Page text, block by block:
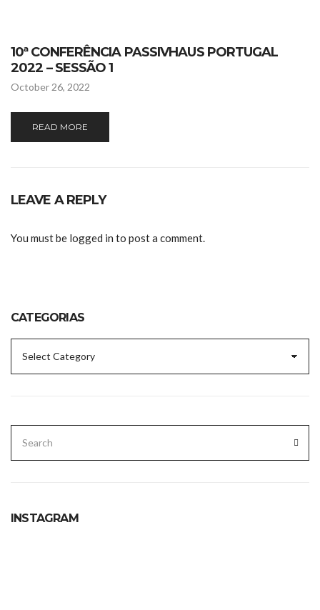
10ª CONFERÊNCIA PASSIVHAUS PORTUGAL
2022 – SESSÃO 1
October 26, 2022
READ MORE
LEAVE A REPLY
You must be logged in to post a comment.
CATEGORIAS
FOR:
INSTAGRAM